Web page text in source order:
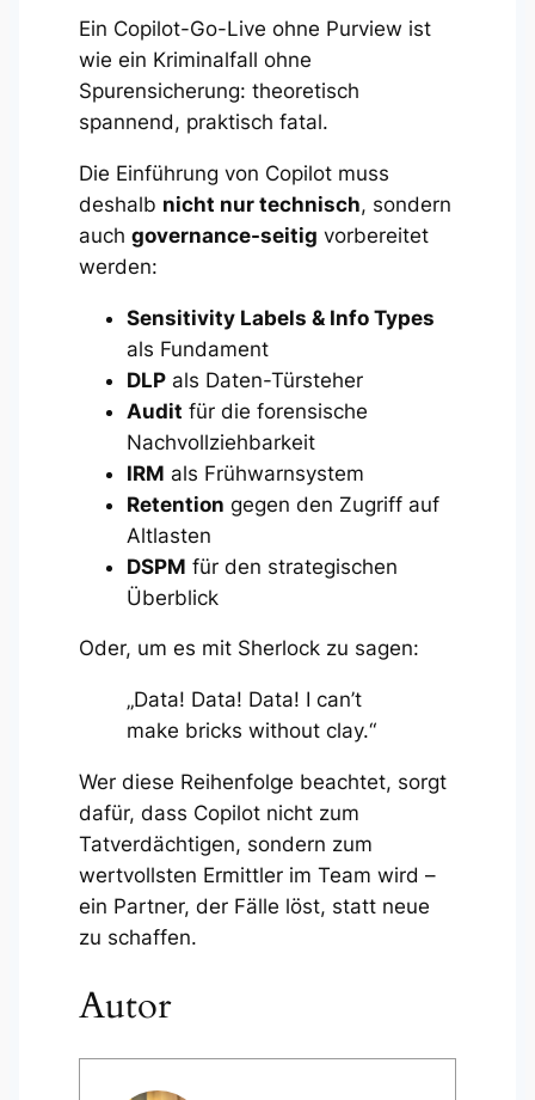
Ein Copilot-Go-Live ohne Purview ist
wie ein Kriminalfall ohne
Spurensicherung: theoretisch
spannend, praktisch fatal.
Die Einführung von Copilot muss
deshalb nicht nur technisch, sondern
auch governance-seitig vorbereitet
werden:
Sensitivity Labels & Info Types
als Fundament
DLPals Daten-Türsteher
Audit für die forensische
Nachvollziehbarkeit
IRM als Frühwarnsystem
Retention gegen den Zugriff auf
Altlasten
DSPM für den strategischen
Überblick
Oder, um es mit Sherlock zu sagen:
„Data! Data! Data! I can’t
make bricks without clay.“
Wer diese Reihenfolge beachtet, sorgt
dafür, dass Copilot nicht zum
Tatverdächtigen, sondern zum
wertvollsten Ermittler im Team wird –
ein Partner, der Fälle löst, statt neue
zu schaffen.
Autor